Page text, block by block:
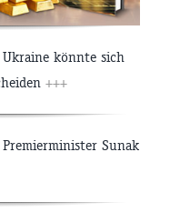
könnte sich
+++
Sunak